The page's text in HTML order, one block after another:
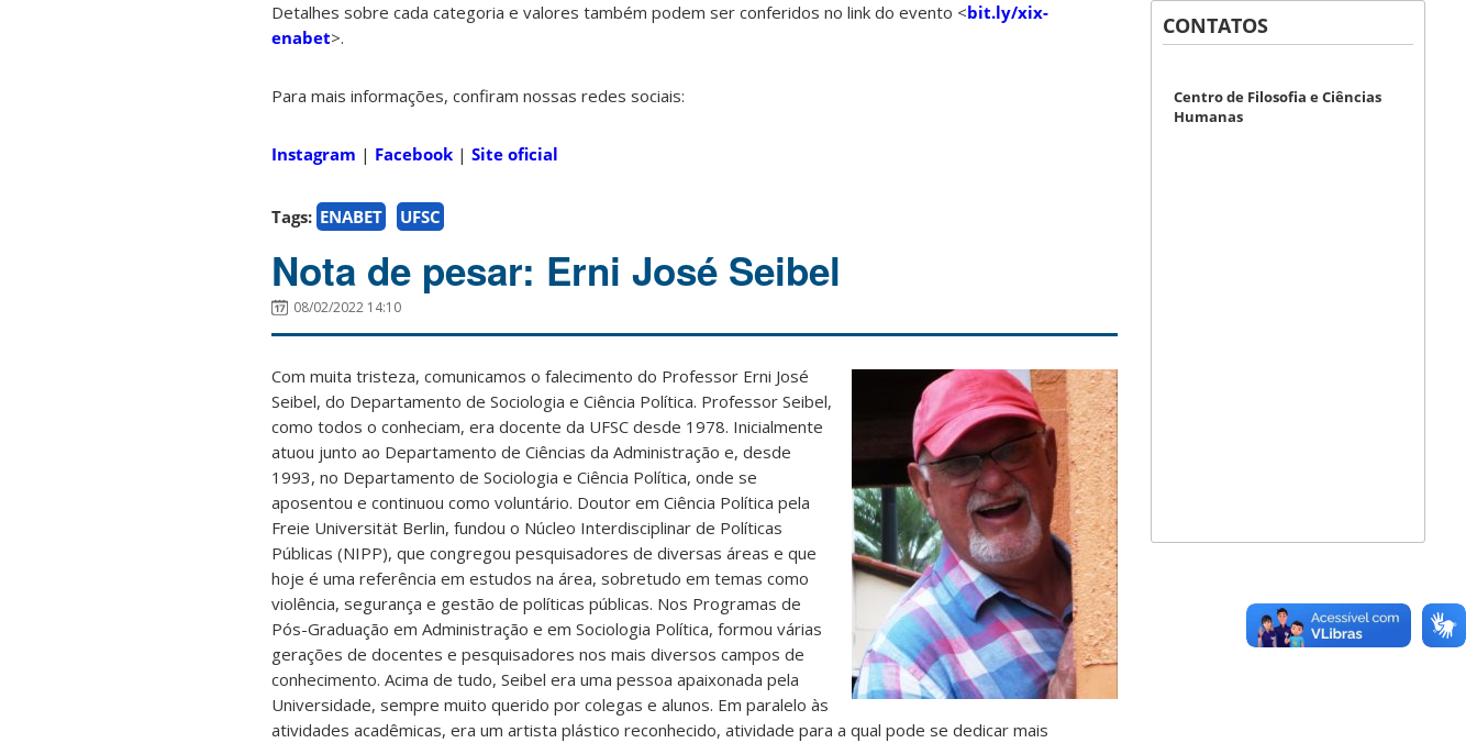
Detalhes sobre cada categoria e valores também podem ser conferidos no link do evento <bit.ly/xix-
enabet>.
Para mais informações, confiram nossas redes sociais:
Instagram | Facebook | Site oficial
Tags: ENABET UFSC
Nota de pesar: Erni José Seibel
08/02/2022 14:10
Com muita tristeza, comunicamos o falecimento do Professor Erni José
Seibel, do Departamento de Sociologia e Ciência Política. Professor Seibel,
como todos o conheciam, era docente da UFSC desde 1978. Inicialmente
atuou junto ao Departamento de Ciências da Administração e, desde
1993, no Departamento de Sociologia e Ciência Política, onde se
aposentou e continuou como voluntário. Doutor em Ciência Política pela
Freie Universität Berlin, fundou o Núcleo Interdisciplinar de Políticas
Públicas (NIPP), que congregou pesquisadores de diversas áreas e que
hoje é uma referência em estudos na área, sobretudo em temas como
violência, segurança e gestão de políticas públicas. Nos Programas de
Pós-Graduação em Administração e em Sociologia Política, formou várias
gerações de docentes e pesquisadores nos mais diversos campos de
conhecimento. Acima de tudo, Seibel era uma pessoa apaixonada pela
Universidade, sempre muito querido por colegas e alunos. Em paralelo às
atividades acadêmicas, era um artista plástico reconhecido, atividade para a qual pode se dedicar mais
CONTATOS
Centro de Filosofia e Ciências
Humanas